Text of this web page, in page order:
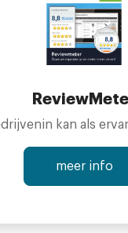
meer info